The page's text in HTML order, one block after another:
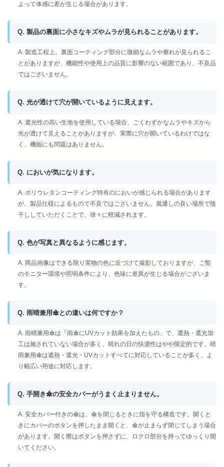
よって体感に差が生じる場合があります。
Q. 製品の裏面に小さなキズやムラが見られることがあります。
A. 製造工程上、裏面コーティング部分に微細なムラや擦れが見られるこ
とがありますが、機能性や使用上の品質に影響のない範囲であり、不良品
ではございません。
Q. 光が透けて穴が開いているように見えます。
A. 遮光性の高い生地を使用している場合、ごくわずかなムラやキズから
光が透けて見えることがありますが、実際に穴が開いているわけではな
く、機能にも問題はありません。
Q. においが気になります。
A. ポリウレタンコーティング特有のにおいが感じられる場合があります
が、製品仕様によるもので不良ではございません。風通しの良い場所で陰
干ししていただくことで、徐々に軽減されます。
Q. 色が写真と異なるように感じます。
A. 商品画像はできる限り実物の色に近づけて撮影しておりますが、ご覧
のモニター環境や照明条件により、色味に差異が生じる場合がございま
す。
Q. 雨晴兼用傘との違いは何ですか？
A. 雨晴兼用傘は「雨傘にUVカット効果を加えたもの」で、遮熱・遮光加
工は施されていない場合が多く、晴れの日の快適性はやや限定的です。晴
雨兼用傘は遮熱・遮光・UVカットすべてに対応していることが多く、よ
り幅広い用途に対応します。
Q. 手開き傘の安全カバーがうまく止まりません。
A. 安全カバー付きの傘は、傘を閉じるときに指を守る構造です。開くと
きにカバーのボタンを押したまま開くと、傘が止まらず閉じてしまう場合
があります。開く際はボタンを押さずに、ロクロ部分を持ってゆっくり開
いてください。